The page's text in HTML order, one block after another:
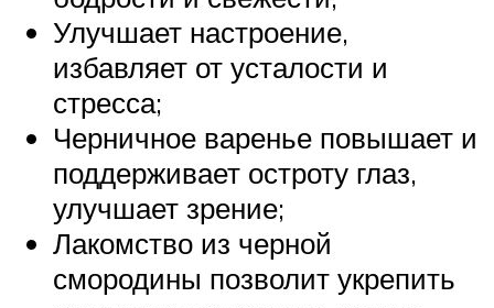
Улучшает настроение,
избавляет от усталости и
стресса;
Черничное варенье повышает и
поддерживает остроту глаз,
улучшает зрение;
Лакомство из черной
смородины позволит укрепить